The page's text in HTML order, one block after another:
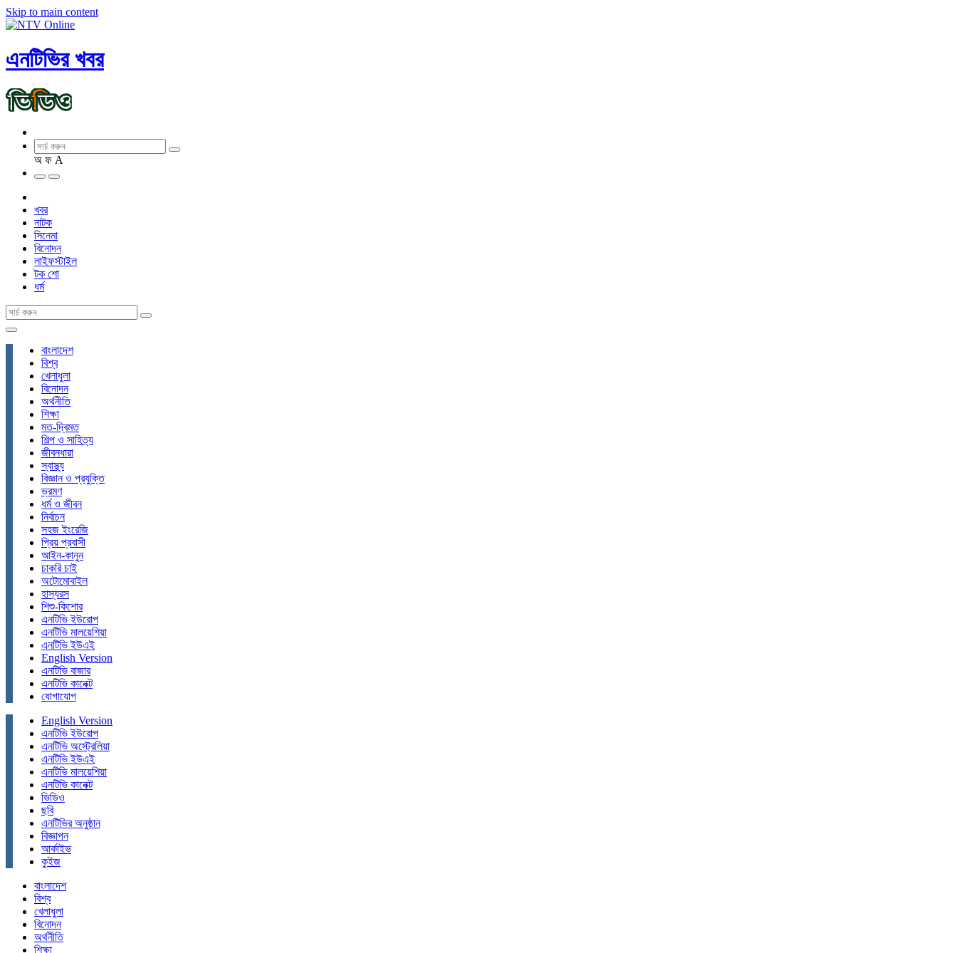
Skip to main content
এনটিভির খবর
অ ফ A
খবর
নাটক
সিনেমা
বিনোদন
লাইফস্টাইল
টক শো
ধর্ম
বাংলাদেশ
বিশ্ব
খেলাধুলা
বিনোদন
অর্থনীতি
শিক্ষা
মত-দ্বিমত
শিল্প ও সাহিত্য
জীবনধারা
স্বাস্থ্য
বিজ্ঞান ও প্রযুক্তি
ভ্রমণ
ধর্ম ও জীবন
নির্বাচন
সহজ ইংরেজি
প্রিয় প্রবাসী
আইন-কানুন
চাকরি চাই
অটোমোবাইল
হাস্যরস
শিশু-কিশোর
এনটিভি ইউরোপ
এনটিভি মালয়েশিয়া
এনটিভি ইউএই
English Version
এনটিভি বাজার
এনটিভি কানেক্ট
যোগাযোগ
English Version
এনটিভি ইউরোপ
এনটিভি অস্ট্রেলিয়া
এনটিভি ইউএই
এনটিভি মালয়েশিয়া
এনটিভি কানেক্ট
ভিডিও
ছবি
এনটিভির অনুষ্ঠান
বিজ্ঞাপন
আর্কাইভ
কুইজ
বাংলাদেশ
বিশ্ব
খেলাধুলা
বিনোদন
অর্থনীতি
শিক্ষা